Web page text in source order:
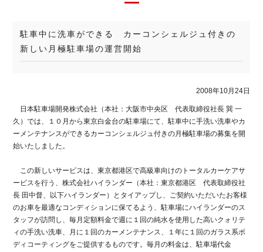
駐車中に洗車ができる カーコンシェルジュ付きの
新しい月極駐車場の運営開始
2008年10月24日
日本駐車場開発株式会社（本社：大阪市中央区 代表取締役社長 巽 一
久）では、１０月から 東京白金台の駐車場にて、駐車中に手洗い洗車やカ
ーメンテナンスができるカーコンシェルジュ付きの月極駐車場の募集を開
始いたしました。
この新しいサービスは、東京都港区で高級車向けのトータルカーケアサ
ービスを行う、株式会社ハイランダー（本社：東京都港区 代表取締役社
長 田中督、以下ハイランダー）とタイアップし、ご契約いただいたお客様
のお車を最適なコンディションに保てるよう、駐車場にハイランダーのス
タッフが訪問し、毎月定額料金で週に１回の純水を使用した高いクォリテ
ィの手洗い洗車、月に１回のカーメンテナンス、１年に１回のガラス系ボ
ディコーティングをご提供するものです。毎月の料金は、駐車場代金